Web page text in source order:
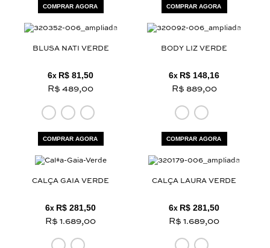
COMPRAR AGORA COMPRAR AGORA
BLUSA NATI VERDE
6x R$ 81,50
R$ 489,00
COMPRAR AGORA
BODY LIZ VERDE
6x R$ 148,16
R$ 889,00
COMPRAR AGORA
CALÇA GAIA VERDE
6x R$ 281,50
R$ 1.689,00
CALÇA LAURA VERDE
6x R$ 281,50
R$ 1.689,00